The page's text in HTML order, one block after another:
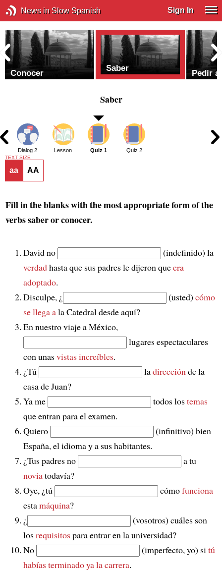
News in Slow Spanish Sign In
Conocer Saber Pedir
Saber
Dialog 2 Lesson Quiz 1 Quiz 2
TEXT SIZE
aa AA
Fill in the blanks with the most appropriate form of the
verbssaberorconocer.
David no
(indefinido) la
verdadhasta que sus padres le dijeron queera
adoptado.
Disculpe, ¿
(usted) cómo
se llega ala Catedral desde aquí?
En nuestro viaje a México,
lugares espectaculares
con unasvistas increíbles.
¿Tú
ladirección de la
casa de Juan?
Ya me
todos lostemas
que entran para el examen.
Quiero
(infinitivo) bien
España, el idioma y a sus habitantes.
¿Tus padres no
a tu
noviatodavía?
Oye, ¿tú
cómofunciona
estamáquina?
¿
(vosotros) cuáles son
losrequisitospara entrar en la universidad?
No
(imperfecto, yo) si tú
habías terminado ya la carrera.